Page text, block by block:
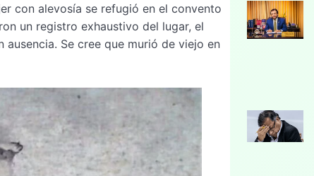
con alevosía se refugió en el convento
un registro exhaustivo del lugar, el
Se cree que murió de viejo en